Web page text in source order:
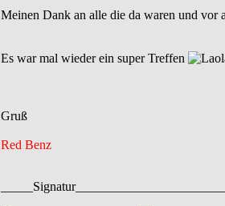
Meinen Dank an alle die da waren und vor
Es war mal wieder ein super Treffen
Gruß
Red Benz